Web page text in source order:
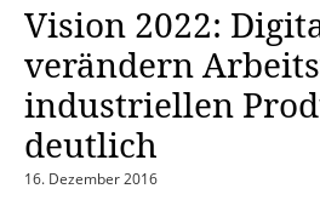
Vision 2022:
verändern
industriellen
deutlich
16. Dezember 2016